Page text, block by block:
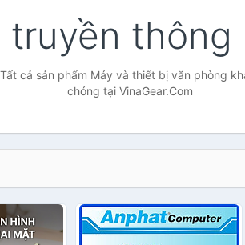
thông
cả sản phẩm Máy và thiết bị văn phòng
chóng tại VinaGear.Com